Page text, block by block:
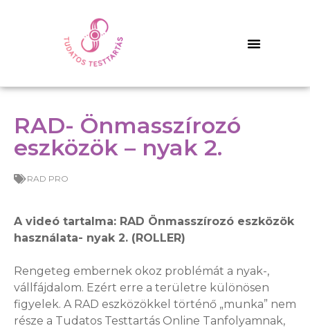
RAD- Önmasszírozó
eszközök – nyak 2.
RAD PRO
A videó tartalma: RAD Önmasszírozó eszközök
használata- nyak 2. (ROLLER)
Rengeteg embernek okoz problémát a nyak-,
vállfájdalom. Ezért erre a területre különösen
figyelek. A RAD eszközökkel történő „munka” nem
része a Tudatos Testtartás Online Tanfolyamnak,